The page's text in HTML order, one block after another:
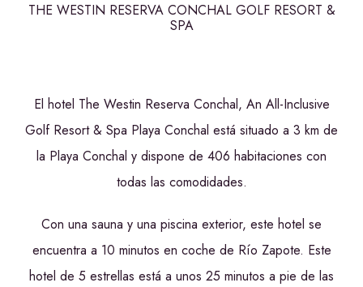
THE WESTIN RESERVA CONCHAL GOLF RESORT &
SPA
El hotel The Westin Reserva Conchal, An All-Inclusive
Golf Resort & Spa Playa Conchal está situado a 3 km de
la Playa Conchal y dispone de 406 habitaciones con
todas las comodidades.
Con una sauna y una piscina exterior, este hotel se
encuentra a 10 minutos en coche de Río Zapote. Este
hotel de 5 estrellas está a unos 25 minutos a pie de las